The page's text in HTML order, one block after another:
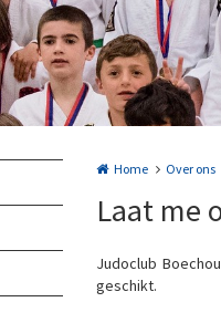
Home Over ons
Laat me
Judoclub
geschikt.